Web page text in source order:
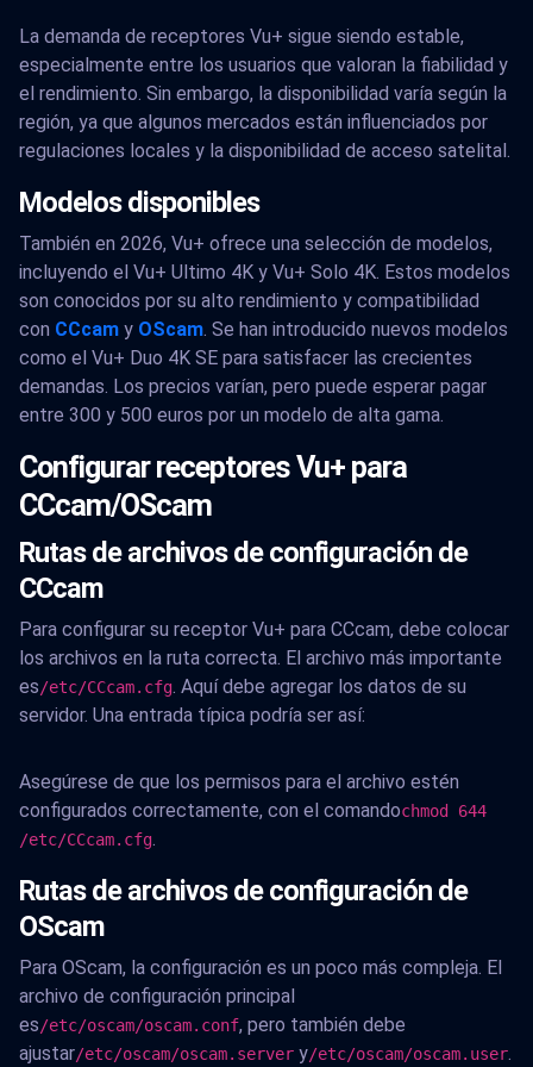
La demanda de receptores Vu+ sigue siendo estable,
especialmente entre los usuarios que valoran la fiabilidad y
el rendimiento. Sin embargo, la disponibilidad varía según la
región, ya que algunos mercados están influenciados por
regulaciones locales y la disponibilidad de acceso satelital.
Modelos disponibles
También en 2026, Vu+ ofrece una selección de modelos,
incluyendo el Vu+ Ultimo 4K y Vu+ Solo 4K. Estos modelos
son conocidos por su alto rendimiento y compatibilidad
con CCcam y OScam . Se han introducido nuevos modelos
como el Vu+ Duo 4K SE para satisfacer las crecientes
demandas. Los precios varían, pero puede esperar pagar
entre 300 y 500 euros por un modelo de alta gama.
Configurar receptores Vu+ para
CCcam/OScam
Rutas de archivos de configuración de
CCcam
Para configurar su receptor Vu+ para CCcam, debe colocar
los archivos en la ruta correcta. El archivo más importante
es/etc/CCcam.cfg . Aquí debe agregar los datos de su
servidor. Una entrada típica podría ser así:
Asegúrese de que los permisos para el archivo estén
configurados correctamente, con el comandochmod 644
/etc/CCcam.cfg
Rutas de archivos de configuración de
OScam
Para OScam, la configuración es un poco más compleja. El
archivo de configuración principal
es/etc/oscam/oscam.conf, pero también debe
ajustar/etc/oscam/oscam.server y/etc/oscam/oscam.user